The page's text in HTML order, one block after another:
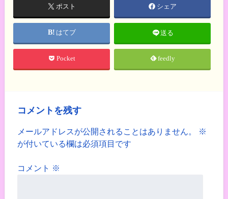
ポスト シェア
はてブ 送る
Pocket feedly
コメントを残す
メールアドレスが公開されることはありません。
※
が付いている欄は必須項目です
コメント ※